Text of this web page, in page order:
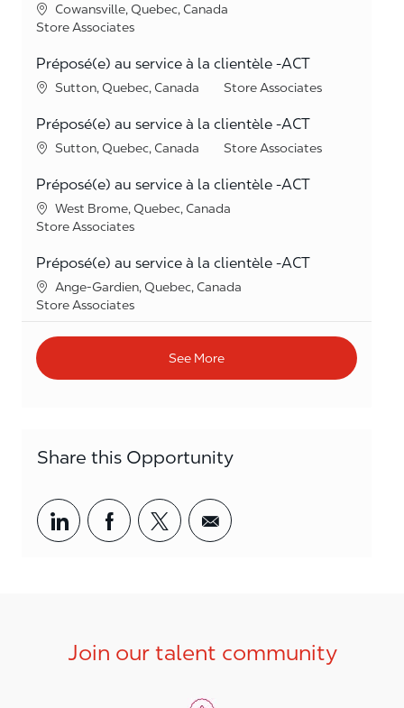
Location
Cowansville, Quebec, Canada
Category
Store Associates
Préposé(e) au service à la clientèle -ACT
Location
Sutton, Quebec, Canada Category
Store Associates
Préposé(e) au service à la clientèle -ACT
Location
Sutton, Quebec, Canada Category
Store Associates
Préposé(e) au service à la clientèle -ACT
Location
West Brome, Quebec, Canada
Category
Store Associates
Préposé(e) au service à la clientèle -ACT
Location
Ange-Gardien, Quebec, Canada
Category
Store Associates
See More
Share this Opportunity
Share via LinkedIn
Share via Facebook
Share via twitter
Share via email
Join our talent community